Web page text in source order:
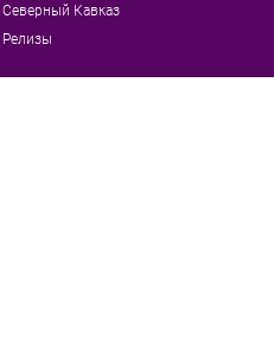
Северный Кавказ
Релизы